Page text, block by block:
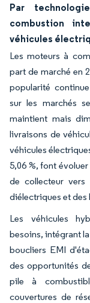
Par
combustion
véhicules
Les moteurs à
part de marché en
popularité
sur les marchés
maintient mais
livraisons de
véhicules
5,06 %, font
de collecteur
diélectriques et
Les véhicules
besoins, intégrant
boucliers EMI
des opportunités
pile à
couvertures de